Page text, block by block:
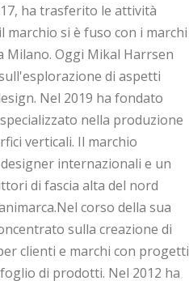
ha trasferito le attività
marchio si è fuso con i marchi
Milano. Oggi Mikal Harrsen
di aspetti
Nel 2019 ha fondato
nella produzione
verticali. Il marchio
internazionali e un
di fascia alta del nord
corso della sua
sulla creazione di
clienti e marchi con progetti
di prodotti. Nel 2012 ha